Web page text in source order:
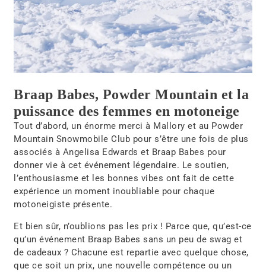
Braap Babes, Powder Mountain et la
puissance des femmes en motoneige
Tout d’abord, un énorme merci à Mallory et au Powder
Mountain Snowmobile Club pour s’être une fois de plus
associés à Angelisa Edwards et Braap Babes pour
donner vie à cet événement légendaire. Le soutien,
l’enthousiasme et les bonnes vibes ont fait de cette
expérience un moment inoubliable pour chaque
motoneigiste présente.
Et bien sûr, n’oublions pas les prix ! Parce que, qu’est-ce
qu’unévénement Braap Babes sans un peu de swag et
de cadeaux ? Chacune est repartie avec quelque chose,
que ce soit un prix, une nouvelle compétence ou un